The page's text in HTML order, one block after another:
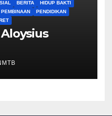
BERITA
HIDUP BAKTI
PEMBINAAN
PENDIDIKAN